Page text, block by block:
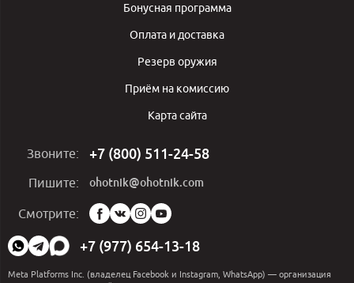
Бонусная программа
Оплата и доставка
Резерв оружия
Приём на комиссию
Карта сайта
Звоните: +7 (800) 511-24-58
Пишите: ohotnik@ohotnik.com
Смотрите:
Мы
в
социальных
сетях:
+7 (977) 654-13-18
Meta Platforms Inc. (владелец Facebook и Instagram, WhatsApp) — организация